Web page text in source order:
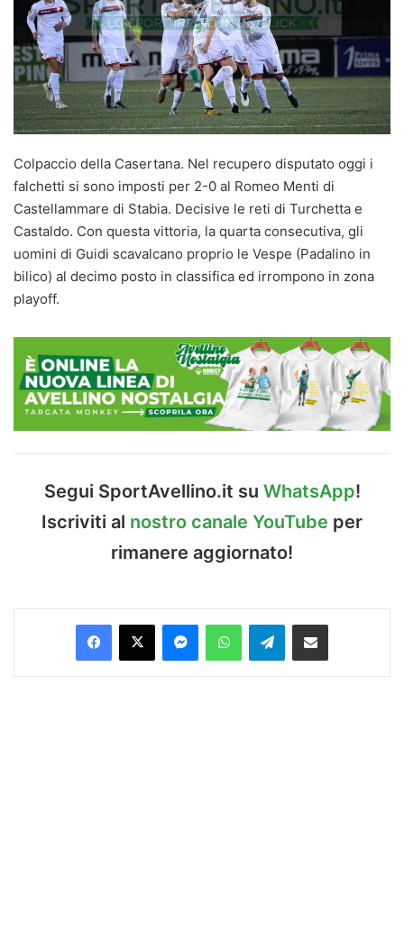
Colpaccio della Casertana. Nel recupero disputato oggi i
falchetti si sono imposti per 2-0 al Romeo Menti di
Castellammare di Stabia. Decisive le reti di Turchetta e
Castaldo. Con questa vittoria, la quarta consecutiva, gli
uomini di Guidi scavalcano proprio le Vespe (Padalino in
bilico) al decimo posto in classifica ed irrompono in zona
playoff.
Segui SportAvellino.it su WhatsApp!
Iscriviti al nostro canale YouTube per
rimanere aggiornato!
Facebook
X MessengerWhatsAppTelegramCondividi via Email